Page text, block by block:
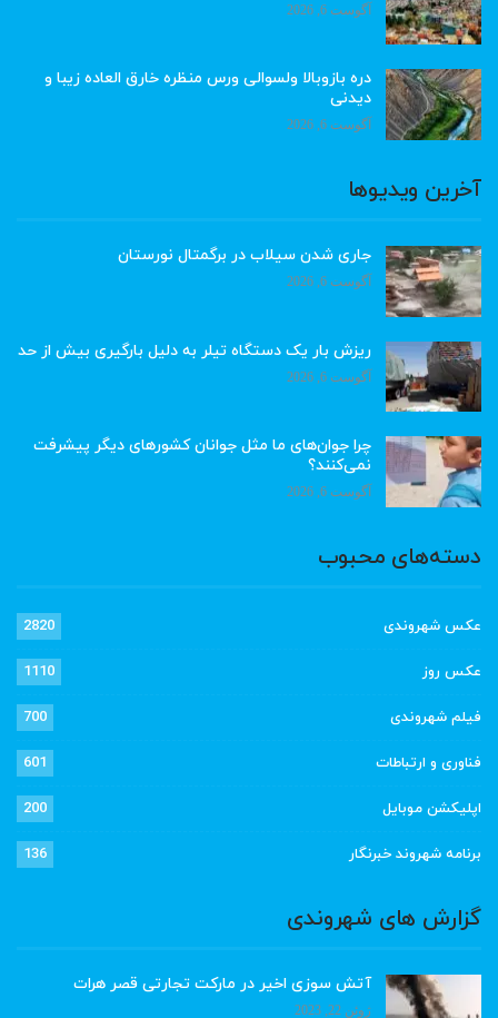
آگوست 6, 2026
دره بازوبالا ولسوالی ورس منظره خارق العاده زیبا و
دیدنی
آگوست 6, 2026
آخرین ویدیوها
جاری شدن سیلاب در برگمتال نورستان
آگوست 6, 2026
ریزش بار یک دستگاه تیلر به دلیل بارگیری بیش از حد
آگوست 6, 2026
چرا جوان‌های ما مثل جوانان کشورهای دیگر پیشرفت
نمی‌کنند؟
آگوست 6, 2026
دسته‌های محبوب
عکس شهروندی 2820
عکس روز 1110
فیلم شهروندی 700
فناوری و ارتباطات 601
اپلیکشن موبایل 200
برنامه شهروند خبرنگار 136
گزارش های شهروندی
آتش سوزی اخیر در مارکت تجارتی قصر هرات
ژوئن 22, 2023